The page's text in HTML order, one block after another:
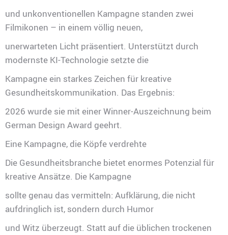
und unkonventionellen Kampagne standen zwei
Filmikonen – in einem völlig neuen,
unerwarteten Licht präsentiert. Unterstützt durch
modernste KI-Technologie setzte die
Kampagne ein starkes Zeichen für kreative
Gesundheitskommunikation. Das Ergebnis:
2026 wurde sie mit einer Winner-Auszeichnung beim
German Design Award geehrt.
Eine Kampagne, die Köpfe verdrehte
Die Gesundheitsbranche bietet enormes Potenzial für
kreative Ansätze. Die Kampagne
sollte genau das vermitteln: Aufklärung, die nicht
aufdringlich ist, sondern durch Humor
und Witz überzeugt. Statt auf die üblichen trockenen